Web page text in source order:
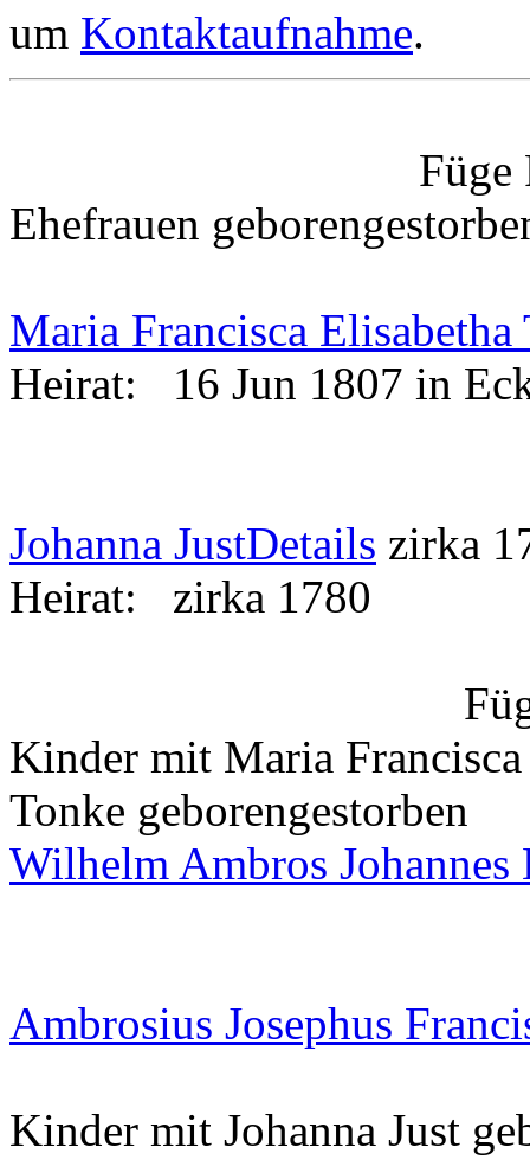
um Kontaktaufnahme.
Füge
Ehefrauen geboren
Maria Francisca Elisabetha
Heirat:
16 Jun 1807 in
Johanna JustDetails zirka
Heirat:
zirka 1780
Kinder mit Maria
Tonke geborengestorben
Wilhelm Ambros Johannes
Ambrosius Josephus
Kinder mit Johanna Just